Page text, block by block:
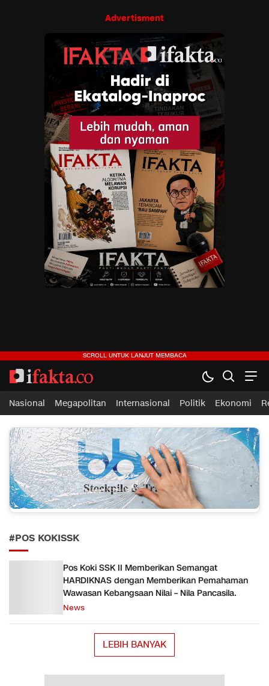
Advertisment
ifakta.co
#pastibenar
Nasional Megapolitan Internasional Politik Ekonomi
#POS KOKISSK
Pos Koki SSK II Memberikan Semangat
HARDIKNAS dengan Memberikan Pemahaman
Wawasan Kebangsaan Nilai – Nila Pancasila.
News
LEBIH BANYAK